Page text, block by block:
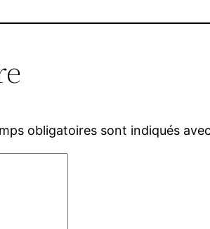
obligatoires sont indiqués avec